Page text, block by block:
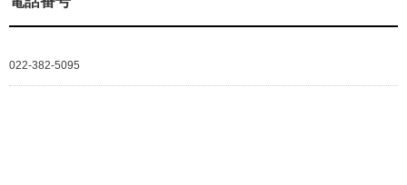
022-382-5095